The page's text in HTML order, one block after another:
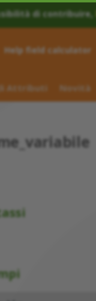
di contribuire,
Help field calculator
Attributi Novità